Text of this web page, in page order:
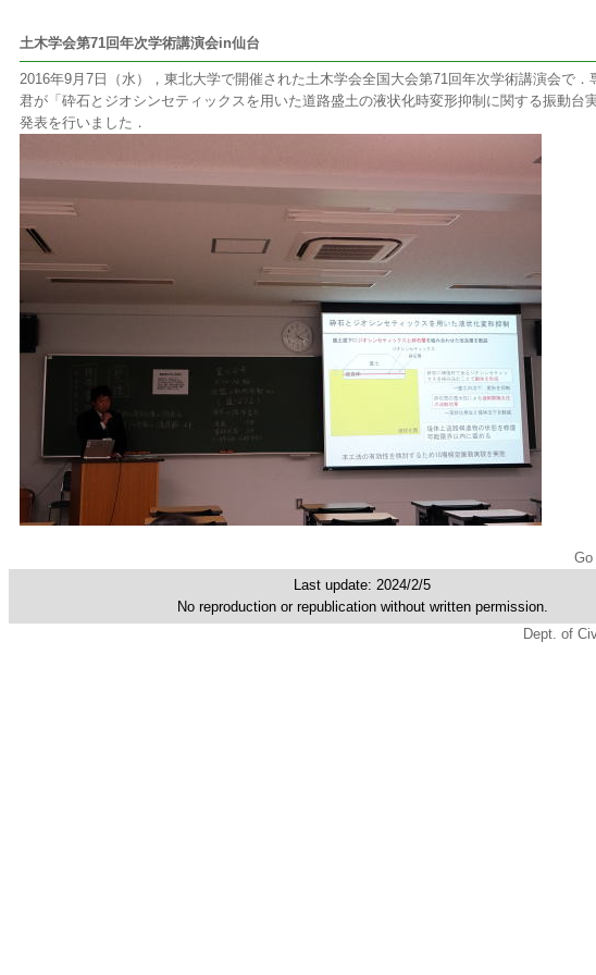
土木学会第71回年次学術講演会in仙台
2016年9月7日（水），東北大学で開催された土木学会全国大会第71回年次学術講演会で．
君が「砕石とジオシンセティックスを用いた道路盛土の液状化時変形抑制に関する振動台
発表を行いました．
Go
Last update: 2024/2/5
No reproduction or republication without written permission.
Dept. of